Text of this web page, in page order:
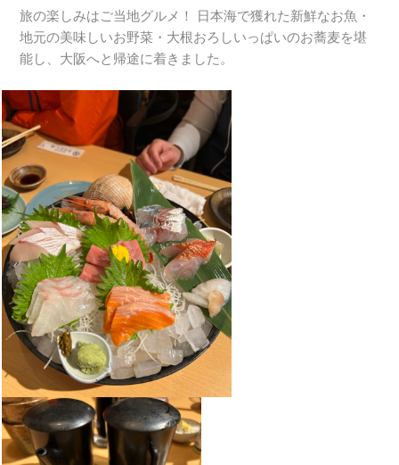
旅の楽しみはご当地グルメ！ 日本海で獲れた新鮮なお魚・
地元の美味しいお野菜・大根おろしいっぱいのお蕎麦を堪
能し、大阪へと帰途に着きました。